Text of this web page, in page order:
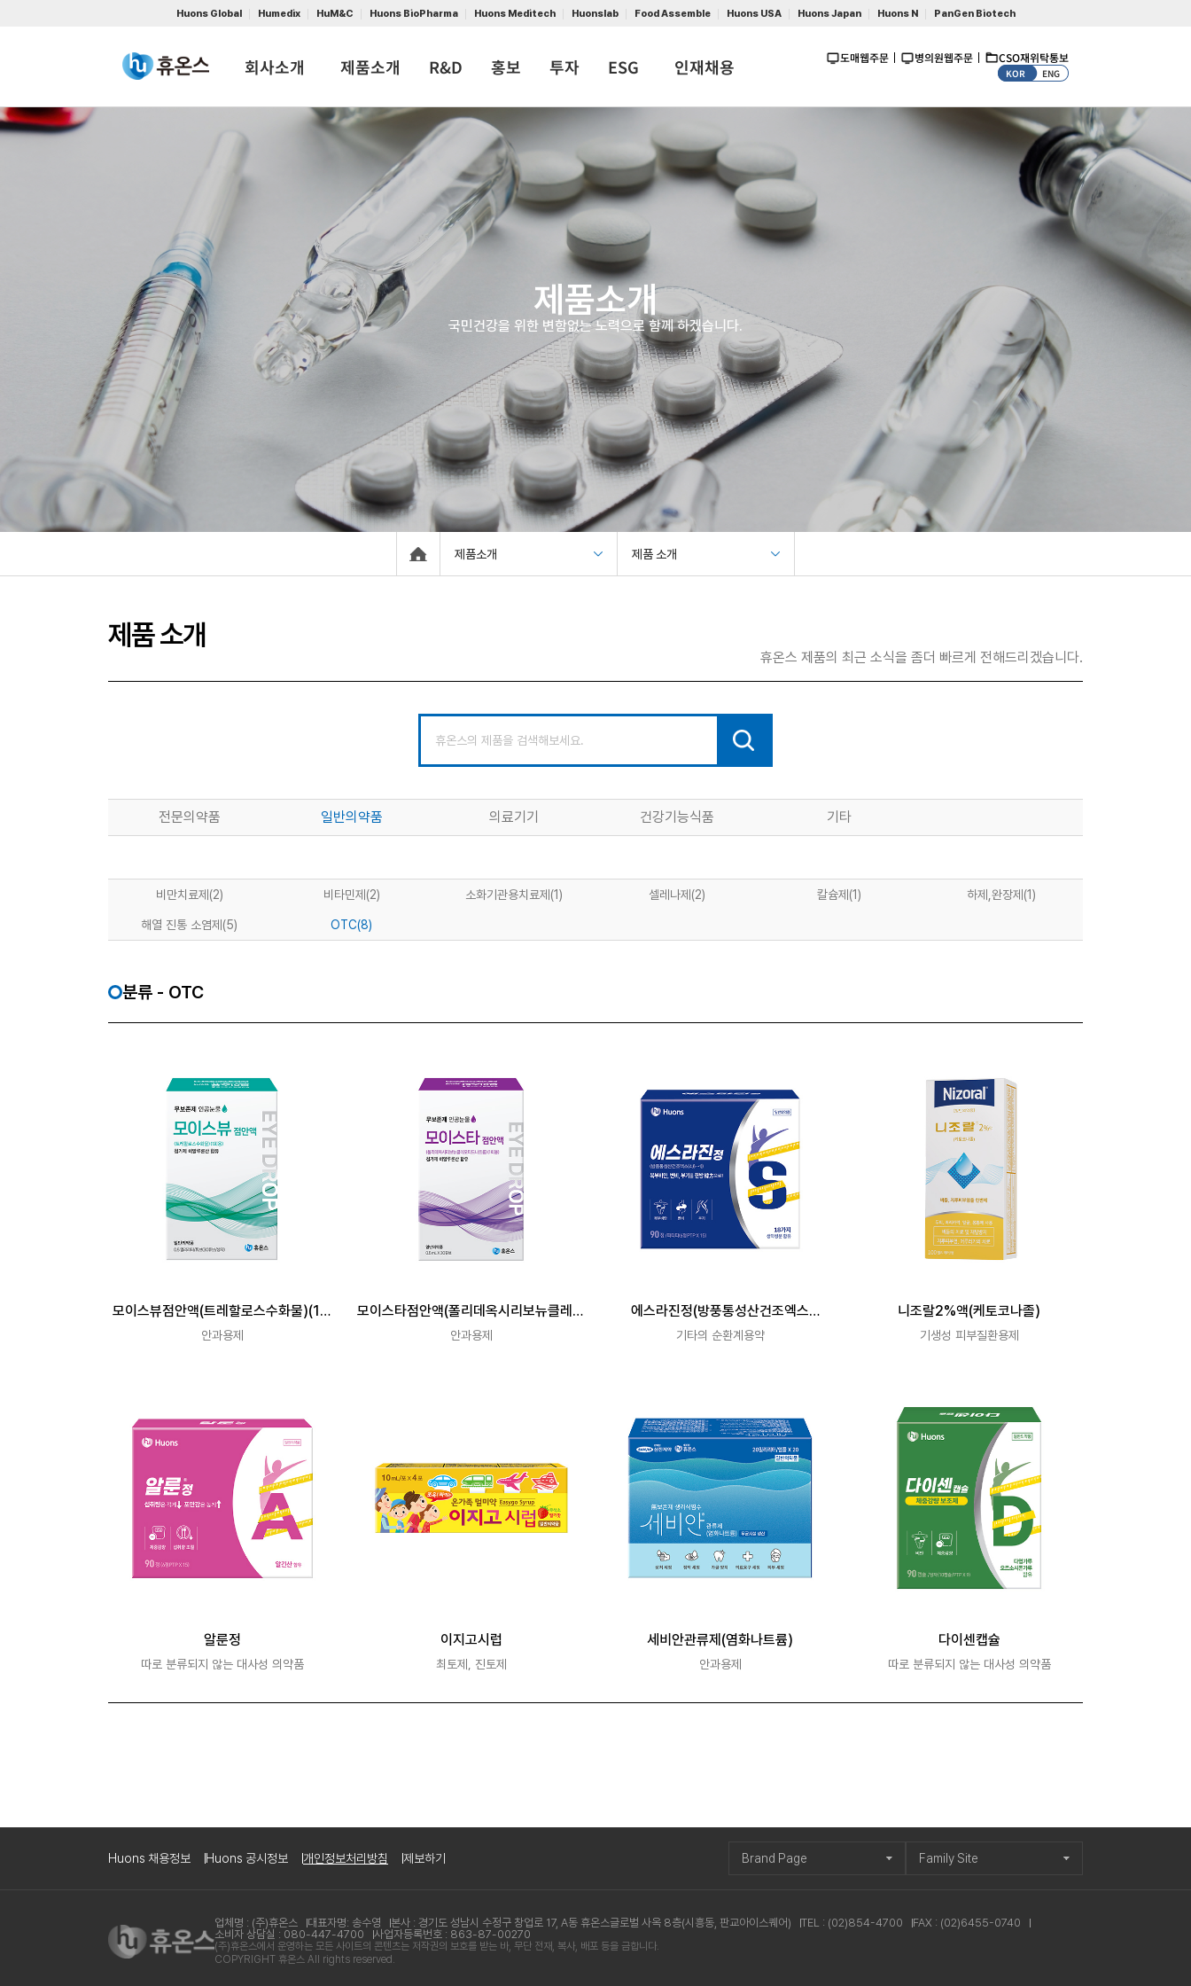
Huons Global Humedix HuM&C Huons BioPharma Huons Meditech Huonslab Food Assemble Huons USA Huons Japan Huons N PanGen Biotech
회사소개 제품소개 R&D 홍보 투자 ESG 인재채용 도매웹주문 병의원웹주문 CSO재위탁통보
KOR ENG
제품소개
국민건강을 위한 변함없는 노력으로 함께 하겠습니다.
제품소개 제품 소개
제품 소개
휴온스 제품의 최근 소식을 좀더 빠르게 전해드리겠습니다.
전문의약품 일반의약품 의료기기 건강기능식품 기타
비만치료제 (2) 비타민제 (2) 소화기관용치료제 (1) 셀레나제 (2) 칼슘제 (1) 하제,완장제 (1)
해열 진통 소염제 (5) OTC(8)
분류 - OTC
모이스뷰점안액(트레할로스수화물)(1회
안과용제
모이스타점안액(폴리데옥시리보뉴클레오
안과용제
에스라진정(방풍통성산건조엑스
기타의 순환계용약
니조랄2%액(케토코나졸)
기생성 피부질환용제
알룬정
따로 분류되지 않는 대사성 의약품
이지고시럽
최토제, 진토제
세비안관류제(염화나트륨)
안과용제
다이센캡슐
따로 분류되지 않는 대사성 의약품
Huons 채용정보 Huons 공시정보 개인정보처리방침 제보하기 Brand Page Family Site
업체명 : (주)휴온스 대표자명: 송수영 본사 : 경기도 성남시 수정구 창업로 17, A동 휴온스글로벌 사옥 8층(시흥동, 판교아이스퀘어) TEL : (02)854-4700
FAX : (02)6455-0740
소비자 상담실 : 080-447-4700
사업자등록번호 : 863-87-00270
(주)휴온스에서 운영하는 모든 사이트의 콘텐츠는 저작권의 보호를 받는 바, 무단 전재, 복사, 배포 등을 금합니다.
COPYRIGHT 휴온스 All rights reserved.